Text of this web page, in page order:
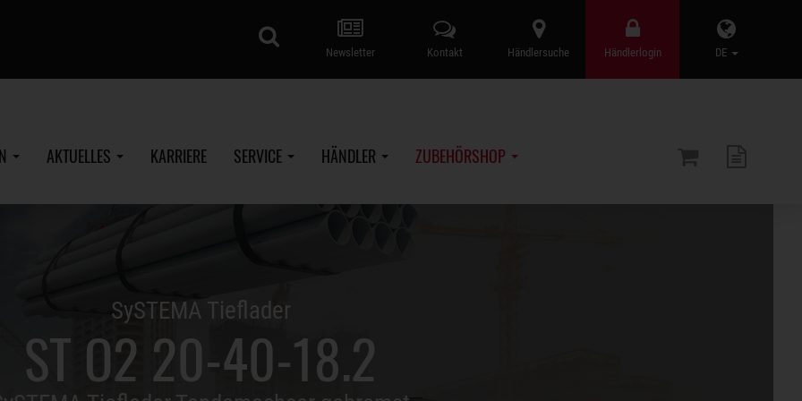
DE
Händlerlogin
Händlersuche
Kontakt
Newsletter
AKTUELLES KARRIERE SERVICE HÄNDLER ZUBEHÖRSHOP
SySTEMA Tieflader
ST O2 20-40-18.2